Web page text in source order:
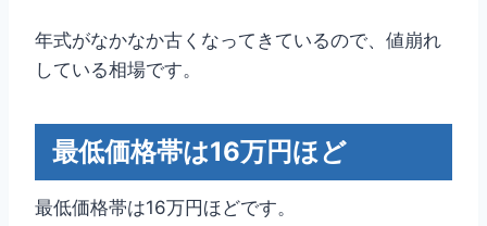
年式がなかなか古くなってきているので、値崩れ
している相場です。
最低価格帯は16万円ほど
最低価格帯は16万円ほどです。